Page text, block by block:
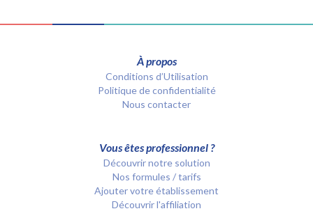
À propos
Conditions d’Utilisation
Politique de confidentialité
Nous contacter
Vous êtes professionnel ?
Découvrir notre solution
Nos formules / tarifs
Ajouter votre établissement
Découvrir l'affiliation